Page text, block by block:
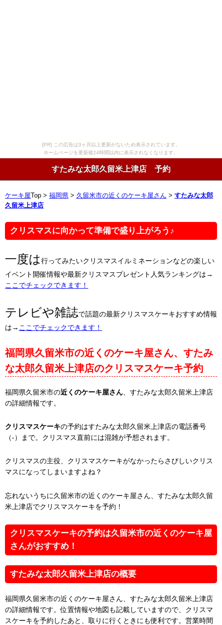
[PR] この広告は3ヶ月以上更新がないため表示されています。
ホームページを更新後24時間以内に表示されなくなります。
すたみな太郎久留米上津店 予約
ケーキ屋 Top > 福岡県 > 久留米市の近くのケーキ屋さん > すたみな太郎
久留米上津店
クリスマスに向かって準備で盛り上がろう♪
一度は行ってみたいクリスマスイルミネーションなどの楽しい
イベント開催情報や最新クリスマスプレゼント人気ランキングは→
ここでチェックできます！
テレビや雑誌で話題の最新クリスマスケーキおすすめ情報
は→ ここでチェックできます！
福岡県久留米市の近くのケーキ屋さん、すたみ
な太郎久留米上津店のクリスマスケーキ予約
福岡県久留米市の近くのケーキ屋さん 、すたみな太郎久留米上津店
の詳細情報です。
クリスマスケーキの予約はすたみな太郎久留米上津店の電話番号
（-）まで。クリスマス直前には混雑が予想されます。
クリスマスの主役、クリスマスケーキがなかったらさびしいクリス
マスになってしまいますよね？
忘れないうちに久留米市の近くのケーキ屋さん、すたみな太郎久留
米上津店でクリスマスケーキを予約！
クリスマスケーキの予約は久留米市の近くのケーキ屋
さんがおすすめ！
すたみな太郎久留米上津店の概要
福岡県久留米市の近くのケーキ屋さん、すたみな太郎久留米上津店
の詳細情報です。位置情報や地図も記載していますので、クリスマ
スケーキを予約したあと、取りに行くときにも便利です。営業時間